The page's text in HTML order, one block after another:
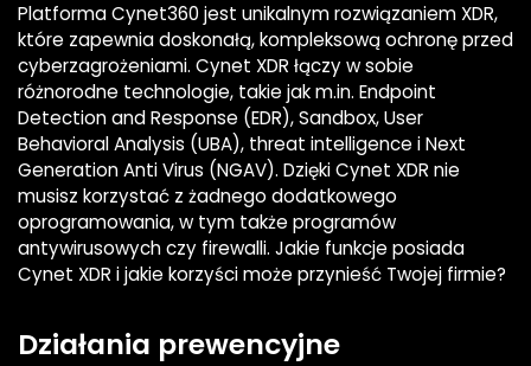
Platforma Cynet360 jest unikalnym rozwiązaniem XDR,
które zapewnia doskonałą, kompleksową ochronę przed
cyberzagrożeniami. Cynet XDR łączy w sobie
różnorodne technologie, takie jak m.in. Endpoint
Detection and Response (EDR), Sandbox, User
Behavioral Analysis (UBA), threat intelligence i Next
Generation Anti Virus (NGAV). Dzięki Cynet XDR nie
musisz korzystać z żadnego dodatkowego
oprogramowania, w tym także programów
antywirusowych czy firewalli. Jakie funkcje posiada
Cynet XDR i jakie korzyści może przynieść Twojej firmie?
Działania prewencyjne